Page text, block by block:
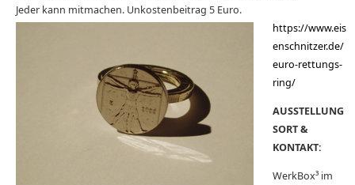
Jeder kann mitmachen. Unkostenbeitrag 5 Euro.
https://www.eis
enschnitzer.de/
euro-rettungs-
ring/
AUSSTELLUNG
SORT &
KONTAKT:
WerkBox³ im